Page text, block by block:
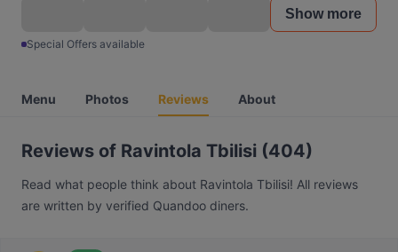
Show more
Special Offers available
Menu Photos Reviews About
Reviews of Ravintola Tbilisi (404)
Read what people think about Ravintola Tbilisi! All reviews
are written by verified Quandoo diners.